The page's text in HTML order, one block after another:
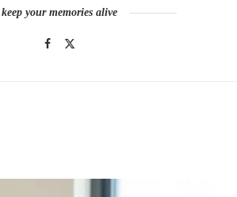
keep your memories alive